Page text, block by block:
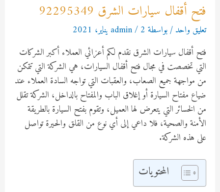
فتح أقفال سيارات الشرق 92295349
تعليق واحد/ بواسطة admin/2 يناير، 2021
فتح أقفال سيارات الشرق نقدم لكم أعزائي العملاء أكبر الشركات
التي تخصصت في مجال فتح أقفال السيارات، هي الشركة التي تتمكن
من مواجهة جميع الصعاب، والعقبات التي تواجه السادة العملاء عند
ضياع مفتاح السيارة أو إغلاق الباب والمفتاح بالداخل، الشركة تقلل
من الخسائر التي يتعرض لها العميل، وتقوم بفتح السيارة بالطريقة
الأمنة والصحية، فلا داعي إلى أي نوع من القلق والحيرة تواصل
على هذه الشركة.
المحتويات